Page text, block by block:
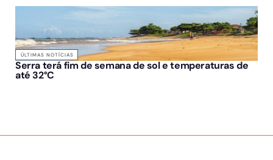
ÚLTIMAS NOTÍCIAS
Serra terá fim de semana de sol e temperaturas de
até 32°C